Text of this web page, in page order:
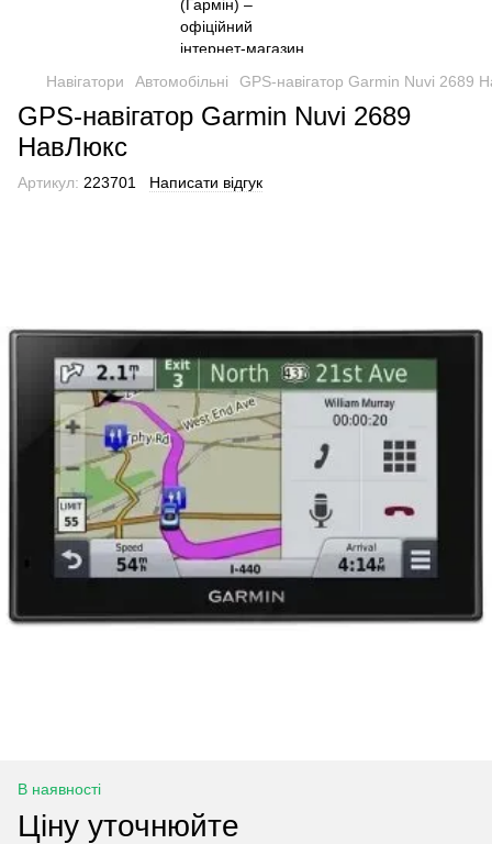
Навігатори Автомобільні GPS-навігатор Garmin Nuvi 2689
GPS-навігатор Garmin Nuvi 2689
НавЛюкс
Артикул: 223701 Написати відгук
В наявності
Ціну уточнюйте